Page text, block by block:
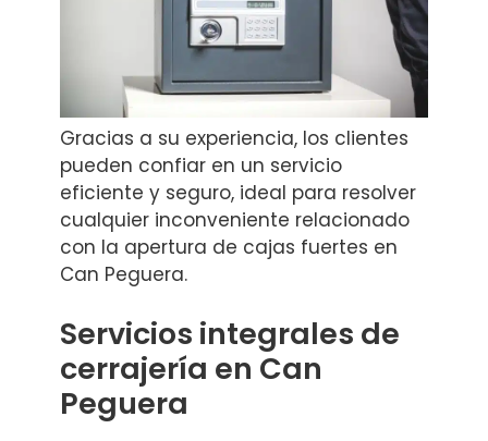
Gracias a su experiencia, los clientes
pueden confiar en un servicio
eficiente y seguro, ideal para resolver
cualquier inconveniente relacionado
con la apertura de cajas fuertes en
Can Peguera.
Servicios integrales de
cerrajería en Can
Peguera